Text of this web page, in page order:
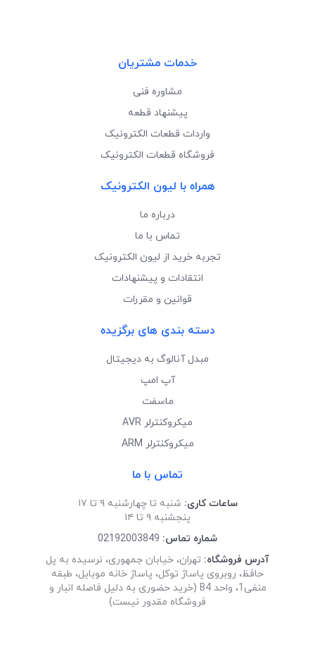
خدمات مشتریان
مشاوره فنی
پیشنهاد قطعه
واردات قطعات الکترونیک
فروشگاه قطعات الکترونیک
همراه با لیون الکترونیک
درباره ما
تماس با ما
تجربه خرید از لیون الکترونیک
انتقادات و پیشنهادات
قوانین و مقررات
دسته بندی های برگزیده
مبدل آنالوگ به دیجیتال
آپ امپ
ماسفت
میکروکنترلر AVR
میکروکنترلر ARM
تماس با ما
ساعات کاری: شنبه تا چهارشنبه ۹ تا ۱۷
پنجشنبه ۹ تا ۱۴
شماره تماس: 02192003849
آدرس فروشگاه: تهران، خیابان جمهوری، نرسیده به پل
حافظ، روبروی پاساژ توکل، پاساژ خانه موبایل، طبقه
منفی1، واحد B4 (خرید حضوری به دلیل فاصله انبار و
فروشگاه مقدور نیست)